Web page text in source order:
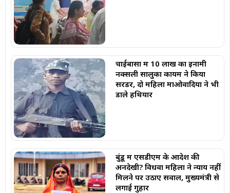
चाईबासा में 10 लाख का इनामी
नक्सली सालुका कायम ने किया
सरेंडर, दो महिला माओवादियों ने भी
डाले हथियार
बुंडू में एसडीएम के आदेश की
अनदेखी? विधवा महिला ने न्याय नहीं
मिलने पर उठाए सवाल, मुख्यमंत्री से
लगाई गुहार